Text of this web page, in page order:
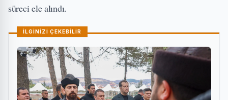
süreci ele alındı.
İLGİNİZİ ÇEKEBİLİR